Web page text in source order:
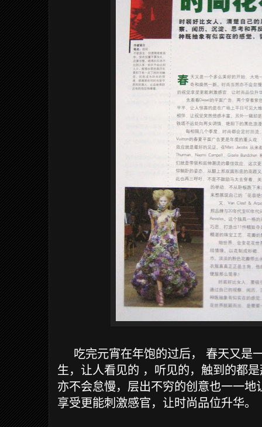
吃完元宵在年饱的过后，
春天又是
生，让人看见的 ，听见的，触到的都
亦不会怠慢，层出不穷的创意也一一
享受更能刺激感官，让时尚品位升华。